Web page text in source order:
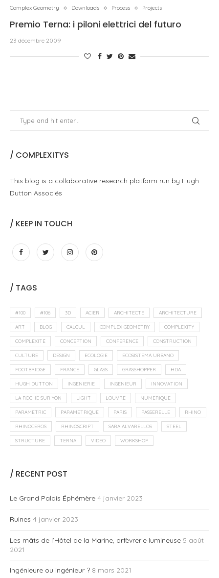
Complex Geometry Downloads Process Projects
Premio Terna: i piloni elettrici del futuro
23 décembre 2009
/ COMPLEXITYS
This blog is a collaborative research platform run by Hugh
Dutton Associés
/ KEEP IN TOUCH
/ TAGS
#100 #106 3D ACIER ARCHITECTE ARCHITECTURE
ART BLOG CALCUL COMPLEX GEOMETRY COMPLEXITY
COMPLEXITÉ CONCEPTION CONFERENCE CONSTRUCTION
CULTURE DESIGN ECOLOGIE ECOSISTEMA URBANO
FOOTBRIDGE FRANCE GLASS GRASSHOPPER HDA
HUGH DUTTON INGENIERIE INGENIEUR INNOVATION
LA ROCHE SUR YON LIGHT LOUVRE NUMERIQUE
PARAMETRIC PARAMETRIQUE PARIS PASSERELLE RHINO
RHINOCEROS RHINOSCRIPT SARA ALVARELLOS STEEL
STRUCTURE TERNA VIDEO WORKSHOP
/ RECENT POST
Le Grand Palais Éphémère 4 janvier 2023
Ruines 4 janvier 2023
Les mâts de l’Hôtel de la Marine, orfèvrerie lumineuse 5 août
2021
Ingénieure ou ingénieur ? 8 mars 2021